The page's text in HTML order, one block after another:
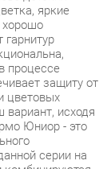
защиту от
исходя
Юниор - это
серии на
экологичные
фурнитура
элементов